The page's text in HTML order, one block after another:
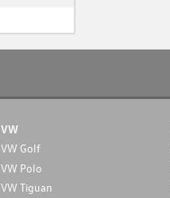
VW
VW Golf
VW Polo
VW Tiguan